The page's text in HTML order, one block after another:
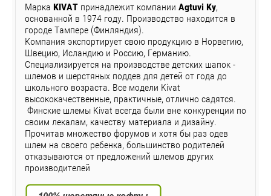
Марка KIVAT принадлежит компании Agtuvi Ky,
основанной в 1974 году. Производство находится в
городе Тампере (Финляндия).
Компания экспортирует свою продукцию в Норвегию,
Швецию, Исландию и Россию, Германию.
Специализируется на производстве детских шапок -
шлемов и шерстяных поддев для детей от года до
школьного возраста. Все модели Kivat
высококачественные, практичные, отлично садятся.
Финские шлемы Kivat всегда были вне конкуренции по
своим лекалам, качеству материала и дизайну.
Прочитав множество форумов и хотя бы раз одев
шлем на своего ребенка, большинство родителей
отказываются от предложений шлемов других
производителей